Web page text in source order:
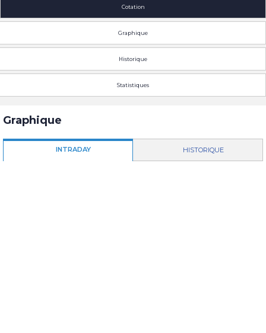
Cotation
Graphique
Historique
Statistiques
Graphique
INTRADAY HISTORIQUE